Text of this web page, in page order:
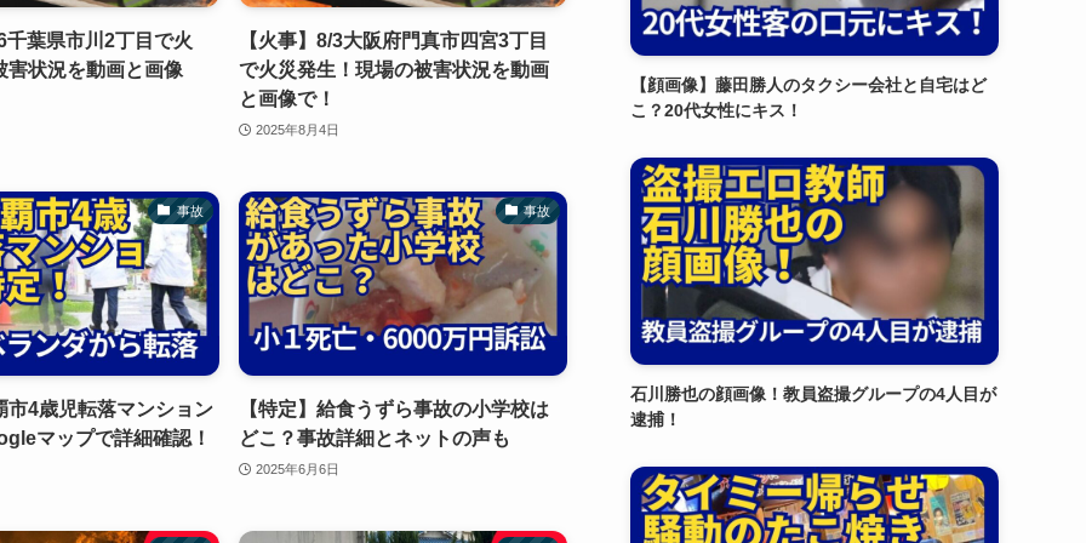
千葉県市川2丁目で火
害状況を動画と画像
【火事】8/3大阪府門真市四宮3丁目
で火災発生！現場の被害状況を動画
と画像で！
2025年8月4日
事故
市4歳児転落マンション
マップで詳細確認！
事故
【特定】給食うずら事故の小学校は
どこ？事故詳細とネットの声も
2025年6月6日
【顔画像】藤田勝人のタクシー会社と自宅はど
こ？20代女性にキス！
石川勝也の顔画像！教員盗撮グループの4人目が
逮捕！